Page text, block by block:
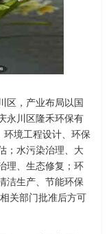
区，产业布局以国
永川区隆禾环保有
环境工程设计、环保
；水污染治理、大
理、生态修复；环
洁生产、节能环保
关部门批准后方可